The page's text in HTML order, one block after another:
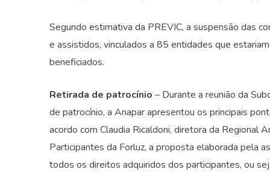
Segundo estimativa da PREVIC, a suspensão das
e assistidos, vinculados a 85 entidades que
beneficiados.
Retirada de patrocínio – Durante a reunião da
de patrocínio, a Anapar apresentou os principais
acordo com Claudia Ricaldoni, diretora da Regional
Participantes da Forluz, a proposta elaborada pela
todos os direitos adquiridos dos participantes, ou